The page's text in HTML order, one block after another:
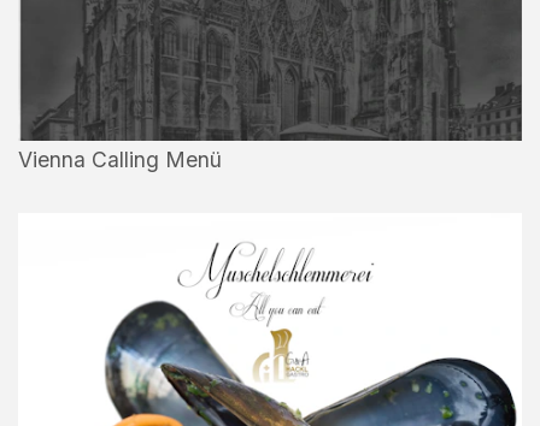
Vienna Calling Menü